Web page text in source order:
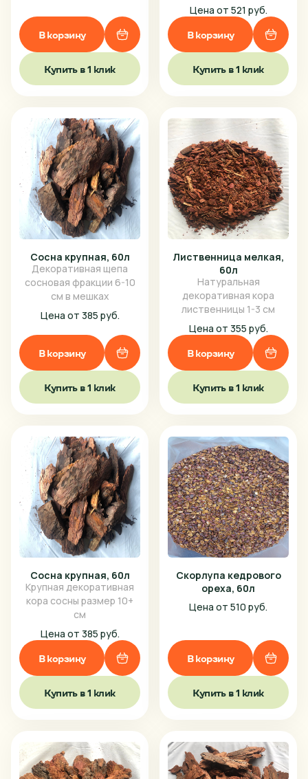
В корзину
Купить в 1 клик
Цена от 521 руб.
В корзину
Купить в 1 клик
Сосна крупная, 60л
Декоративная щепа
сосновая фракции 6-10
см в мешках
Цена от 385 руб.
В корзину
Купить в 1 клик
Лиственница мелкая,
60л
Натуральная
декоративная кора
лиственницы 1-3 см
Цена от 355 руб.
В корзину
Купить в 1 клик
Сосна крупная, 60л
Крупная декоративная
кора сосны размер 10+
см
Цена от 385 руб.
В корзину
Купить в 1 клик
Скорлупа кедрового
ореха, 60л
Цена от 510 руб.
В корзину
Купить в 1 клик